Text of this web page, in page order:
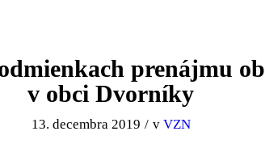
prenájmu
v obci Dvorníky
13. decembra 2019 / v VZN